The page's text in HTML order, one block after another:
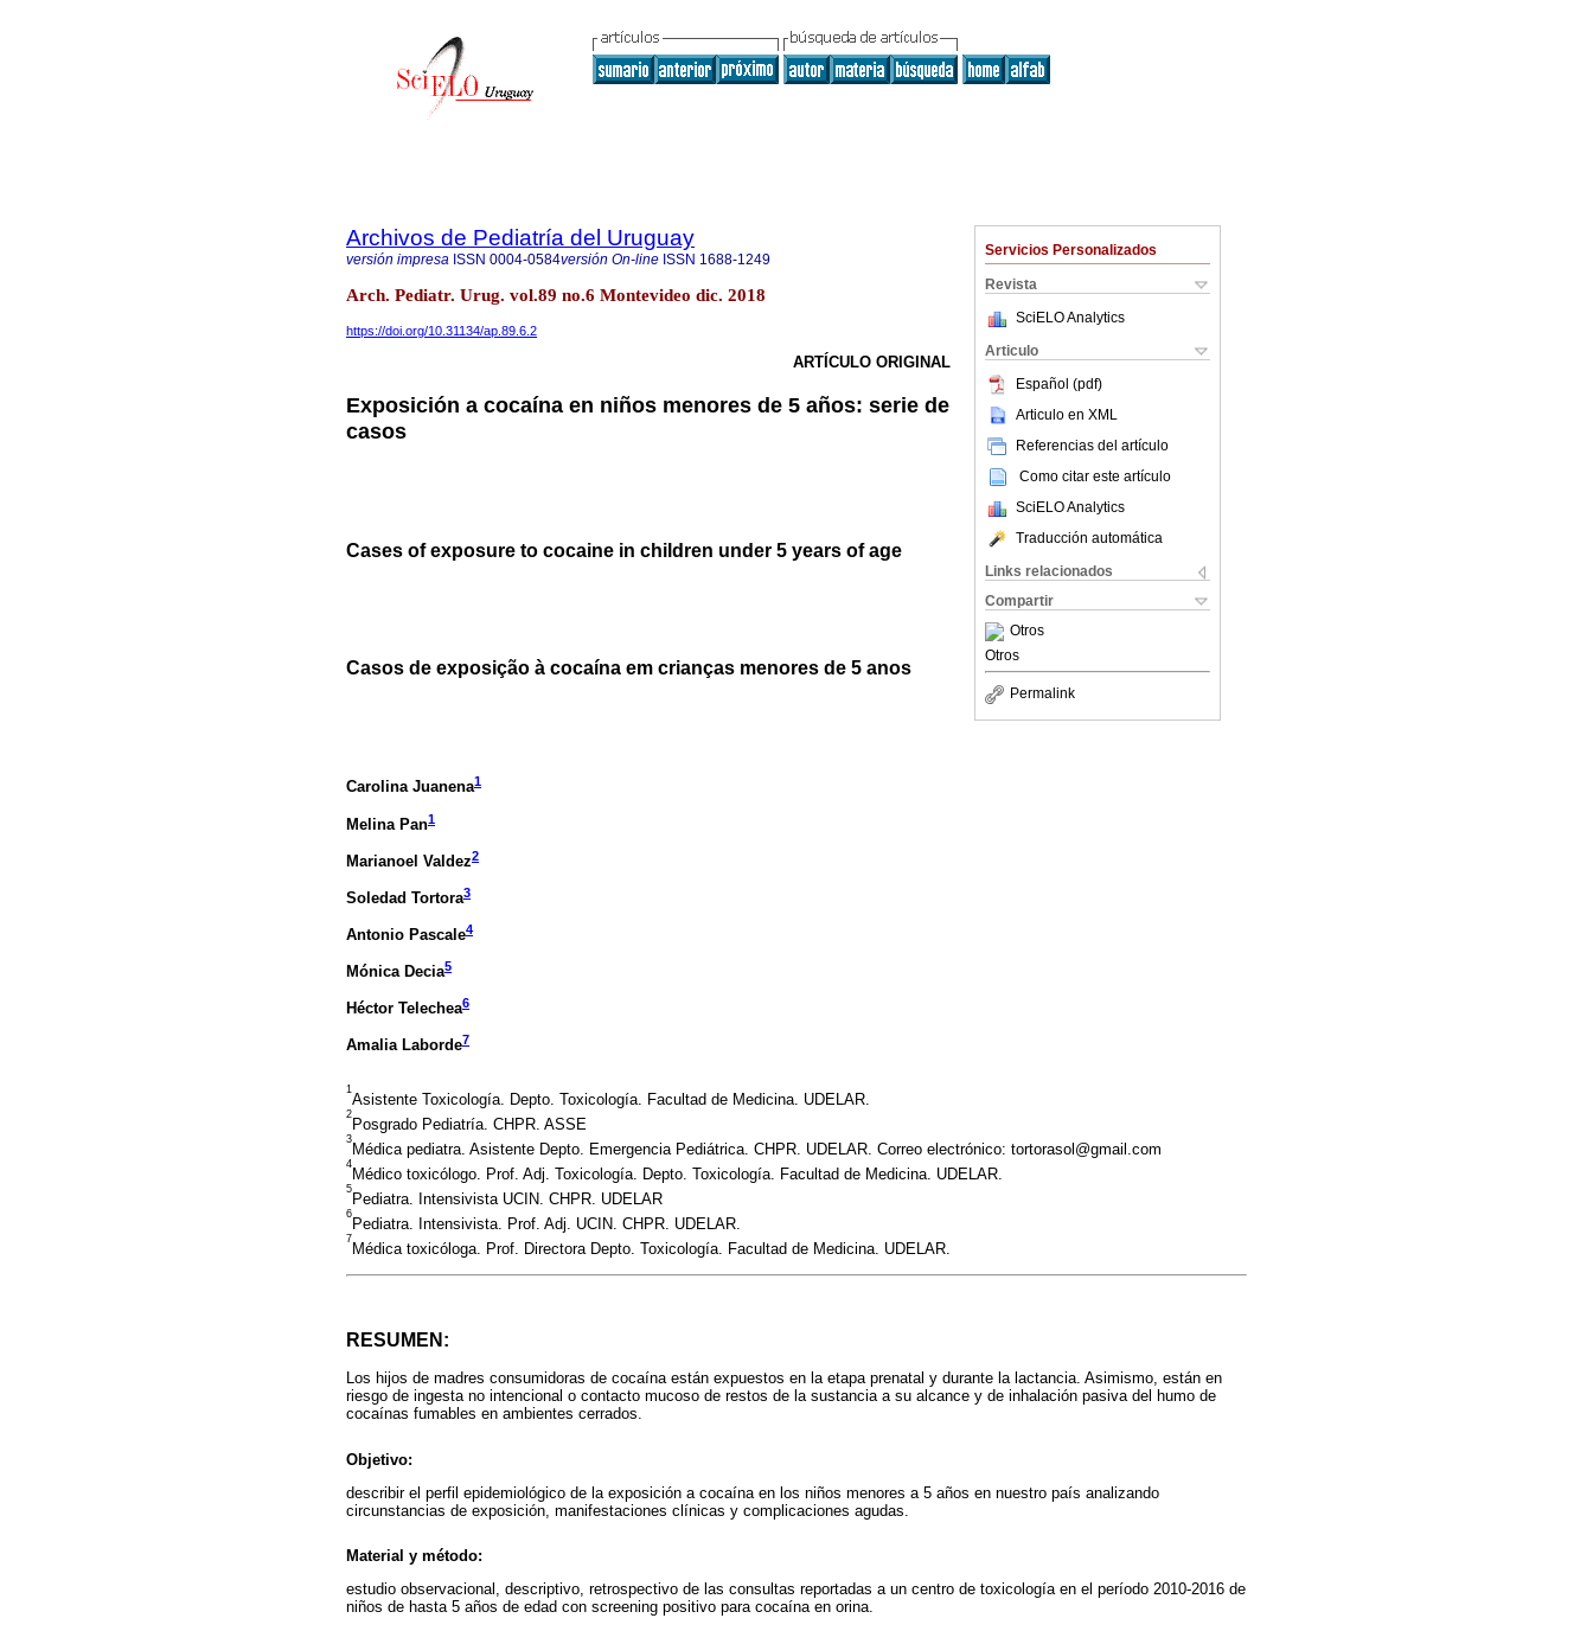
Servicios Personalizados
Revista
SciELO Analytics
Articulo
Español (pdf)
Articulo en XML
Referencias del artículo
Como citar este artículo
SciELO Analytics
Traducción automática
Links relacionados
Compartir
Otros
Otros
Permalink
Archivos de Pediatría del Uruguay
versión impresa ISSN 0004-0584versión On-line ISSN 1688-1249
Arch. Pediatr. Urug. vol.89 no.6 Montevideo dic. 2018
https://doi.org/10.31134/ap.89.6.2
ARTÍCULO ORIGINAL
Exposición a cocaína en niños menores de 5 años: serie de
casos
Cases of exposure to cocaine in children under 5 years of age
Casos de exposição à cocaína em crianças menores de 5 anos
Carolina Juanena1
Melina Pan1
Marianoel Valdez2
Soledad Tortora3
Antonio Pascale4
Mónica Decia5
Héctor Telechea6
Amalia Laborde7
1
Asistente Toxicología. Depto. Toxicología. Facultad de Medicina. UDELAR.
2
Posgrado Pediatría. CHPR. ASSE
3
Médica pediatra. Asistente Depto. Emergencia Pediátrica. CHPR. UDELAR. Correo electrónico: tortorasol@gmail.com
4
Médico toxicólogo. Prof. Adj. Toxicología. Depto. Toxicología. Facultad de Medicina. UDELAR.
5
Pediatra. Intensivista UCIN. CHPR. UDELAR
6
Pediatra. Intensivista. Prof. Adj. UCIN. CHPR. UDELAR.
7
Médica toxicóloga. Prof. Directora Depto. Toxicología. Facultad de Medicina. UDELAR.
RESUMEN:
Los hijos de madres consumidoras de cocaína están expuestos en la etapa prenatal y durante la lactancia. Asimismo, están en
riesgo de ingesta no intencional o contacto mucoso de restos de la sustancia a su alcance y de inhalación pasiva del humo de
cocaínas fumables en ambientes cerrados.
Objetivo:
describir el perfil epidemiológico de la exposición a cocaína en los niños menores a 5 años en nuestro país analizando
circunstancias de exposición, manifestaciones clínicas y complicaciones agudas.
Material y método:
estudio observacional, descriptivo, retrospectivo de las consultas reportadas a un centro de toxicología en el período 2010-2016 de
niños de hasta 5 años de edad con screening positivo para cocaína en orina.